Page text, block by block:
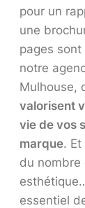
pour un
une
pages
notre
Mulhouse,
valorisent
vie de vos
marque.
du nombre
essentiel